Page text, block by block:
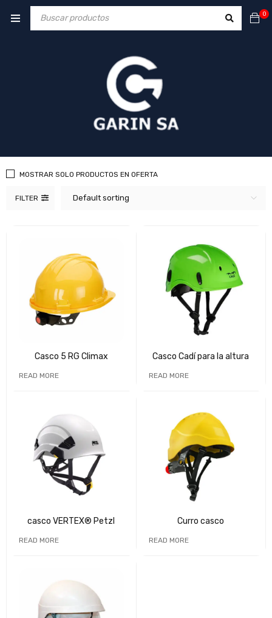
0
FILTER Default sorting
MOSTRAR SOLO PRODUCTOS EN OFERTA
Casco 5 RG Climax
READ MORE
Casco Cadí para la altura
READ MORE
casco VERTEX® Petzl
READ MORE
Curro casco
READ MORE